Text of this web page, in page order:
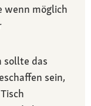
wenn möglich
sollte das
sein,